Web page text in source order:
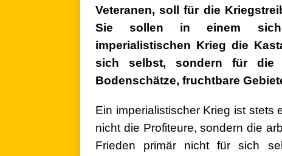
Veteranen, soll für die
Sie sollen in einem sich
imperialistischen Krieg die
sich selbst, sondern für die
Bodenschätze, fruchtbare
Ein imperialistischer Krieg ist stets
nicht die Profiteure, sondern die
Frieden primär nicht für sich